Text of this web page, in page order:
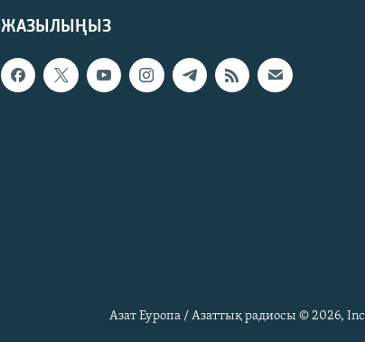
ЖАЗЫЛЫҢЫЗ
Азат Еуропа / Азаттық радиосы © 2026,